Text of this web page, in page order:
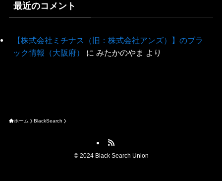
最近のコメント
【株式会社ミチナス（旧：株式会社アンズ）】のブラ
ック情報（大阪府）
に みたかのやま より
ホーム BlackSearch
©2024 Black Search Union